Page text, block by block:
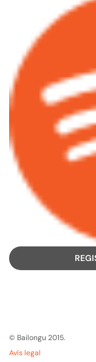
© Bailongu 2015.
Avís legal